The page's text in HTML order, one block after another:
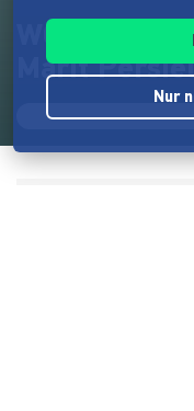
WORTE
Marit Persiel
Nur